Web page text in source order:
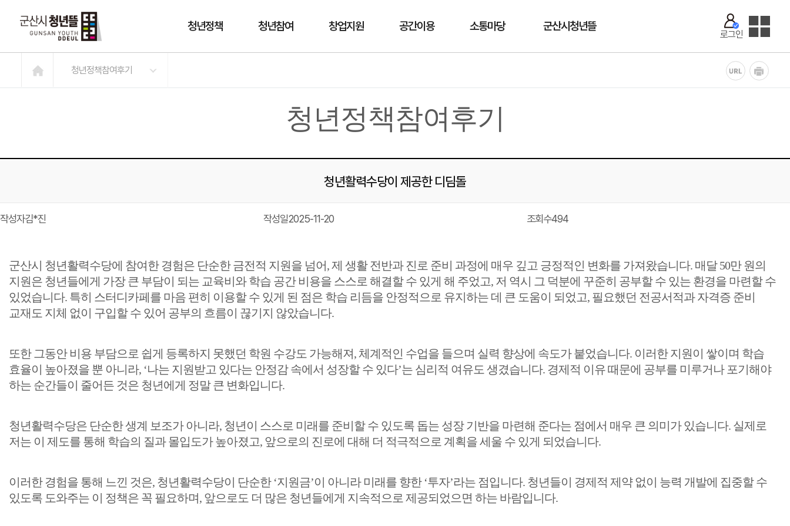
청년정책 청년참여 창업지원 공간이용 소통마당 군산시청년뜰
로그인
청년정책참여후기
청년정책참여후기
청년활력수당이 제공한 디딤돌
작성자김*진 작성일2025-11-20 조회수494
군산시 청년활력수당에 참여한 경험은 단순한 금전적 지원을 넘어, 제 생활 전반과 진로 준비 과정에 매우 깊고 긍정적인 변화를 가져왔습니다. 매달 50만 원의
지원은 청년들에게 가장 큰 부담이 되는 교육비와 학습 공간 비용을 스스로 해결할 수 있게 해 주었고, 저 역시 그 덕분에 꾸준히 공부할 수 있는 환경을 마련할 수
있었습니다. 특히 스터디카페를 마음 편히 이용할 수 있게 된 점은 학습 리듬을 안정적으로 유지하는 데 큰 도움이 되었고, 필요했던 전공서적과 자격증 준비
교재도 지체 없이 구입할 수 있어 공부의 흐름이 끊기지 않았습니다.
또한 그동안 비용 부담으로 쉽게 등록하지 못했던 학원 수강도 가능해져, 체계적인 수업을 들으며 실력 향상에 속도가 붙었습니다. 이러한 지원이 쌓이며 학습
효율이 높아졌을 뿐 아니라, ‘나는 지원받고 있다는 안정감 속에서 성장할 수 있다’는 심리적 여유도 생겼습니다. 경제적 이유 때문에 공부를 미루거나 포기해야
하는 순간들이 줄어든 것은 청년에게 정말 큰 변화입니다.
청년활력수당은 단순한 생계 보조가 아니라, 청년이 스스로 미래를 준비할 수 있도록 돕는 성장 기반을 마련해 준다는 점에서 매우 큰 의미가 있습니다. 실제로
저는 이 제도를 통해 학습의 질과 몰입도가 높아졌고, 앞으로의 진로에 대해 더 적극적으로 계획을 세울 수 있게 되었습니다.
이러한 경험을 통해 느낀 것은, 청년활력수당이 단순한 ‘지원금’이 아니라 미래를 향한 ‘투자’라는 점입니다. 청년들이 경제적 제약 없이 능력 개발에 집중할 수
있도록 도와주는 이 정책은 꼭 필요하며, 앞으로도 더 많은 청년들에게 지속적으로 제공되었으면 하는 바람입니다.